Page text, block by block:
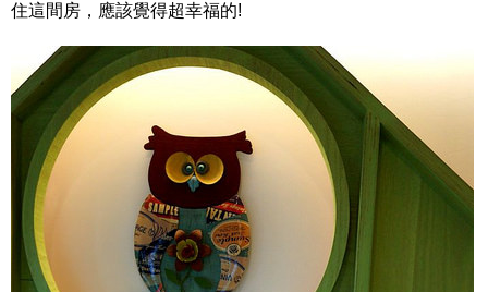
住這間房，應該覺得超幸福的!